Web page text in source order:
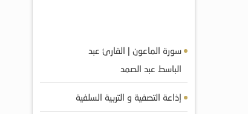
سورة الماعون | القارئ عبد
الباسط عبد الصمد
إذاعة التصفية و التربية السلفية